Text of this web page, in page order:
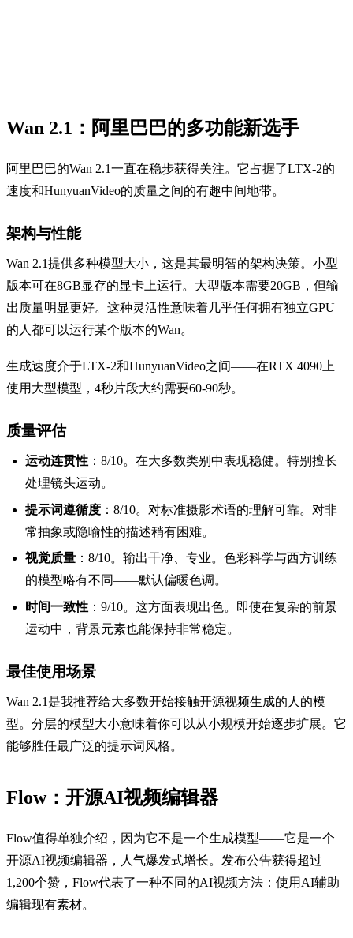
Wan 2.1：阿里巴巴的多功能新选手
阿里巴巴的Wan 2.1一直在稳步获得关注。它占据了LTX-2的
速度和HunyuanVideo的质量之间的有趣中间地带。
架构与性能
Wan 2.1提供多种模型大小，这是其最明智的架构决策。小型
版本可在8GB显存的显卡上运行。大型版本需要20GB，但输
出质量明显更好。这种灵活性意味着几乎任何拥有独立GPU
的人都可以运行某个版本的Wan。
生成速度介于LTX-2和HunyuanVideo之间——在RTX 4090上
使用大型模型，4秒片段大约需要60-90秒。
质量评估
运动连贯性 ：8/10。在大多数类别中表现稳健。特别擅长
处理镜头运动。
提示词遵循度 ：8/10。对标准摄影术语的理解可靠。对非
常抽象或隐喻性的描述稍有困难。
视觉质量 ：8/10。输出干净、专业。色彩科学与西方训练
的模型略有不同——默认偏暖色调。
时间一致性 ：9/10。这方面表现出色。即使在复杂的前景
运动中，背景元素也能保持非常稳定。
最佳使用场景
Wan 2.1是我推荐给大多数开始接触开源视频生成的人的模
型。分层的模型大小意味着你可以从小规模开始逐步扩展。它
能够胜任最广泛的提示词风格。
Flow：开源AI视频编辑器
Flow值得单独介绍，因为它不是一个生成模型——它是一个
开源AI视频编辑器，人气爆发式增长。发布公告获得超过
1,200个赞，Flow代表了一种不同的AI视频方法：使用AI辅助
编辑现有素材。